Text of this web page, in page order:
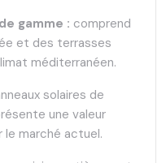
gamme : comprend
et des terrasses
méditerranéen.
solaires de
une valeur
le marché actuel.